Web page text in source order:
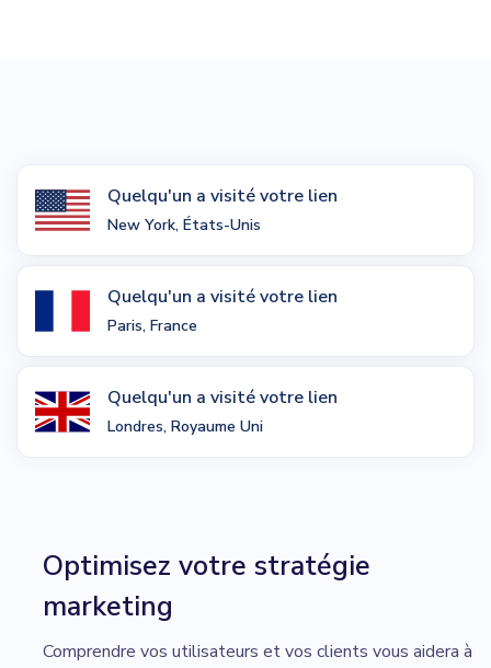
Quelqu'un a visité votre lien
New York, États-Unis
Quelqu'un a visité votre lien
Paris, France
Quelqu'un a visité votre lien
Londres, Royaume Uni
Optimisez votre stratégie
marketing
Comprendre vos utilisateurs et vos clients vous aidera à